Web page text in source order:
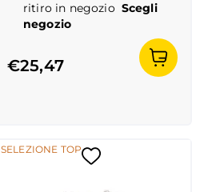
ritiro in negozio Scegli
negozio
€25,47
SELEZIONE TOP